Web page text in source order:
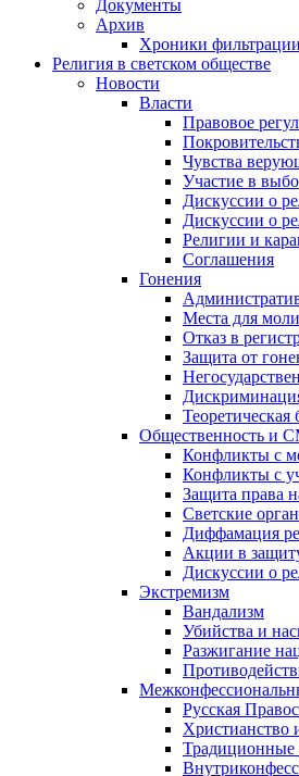
Документы
Архив
Хроники
Религия в светском обществе
Новости
Власти
Правовое
Чувства
Участие в
Дискуссии о
Дискуссии о
Религии и
Соглашения
Гонения
Места для
Отказ в
Защита от
Теоретическая
Общественность и
Конфликты с
Конфликты с
Защита права
Светские
Диффамация
Акции в
Дискуссии о
Экстремизм
Вандализм
Убийства и
Разжигание
Русская
Христианство
Традиционные